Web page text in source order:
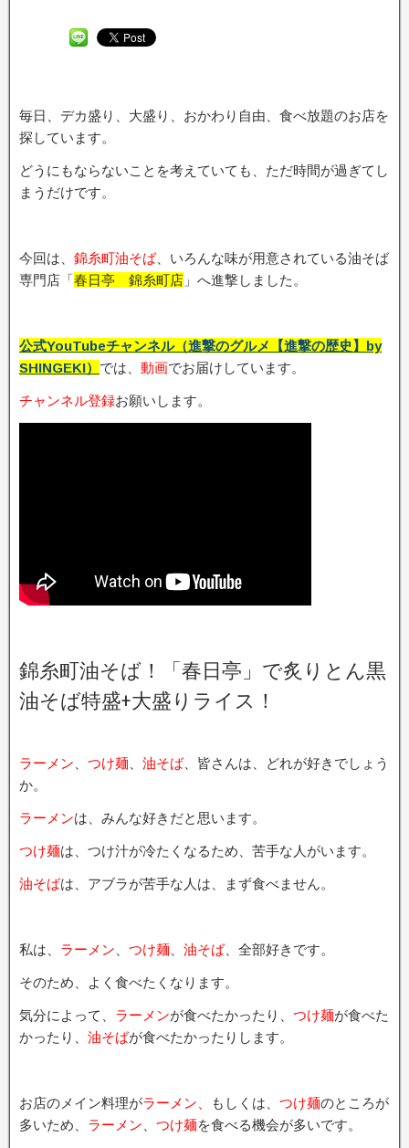
毎日、デカ盛り、大盛り、おかわり自由、食べ放題のお店を
探しています。
どうにもならないことを考えていても、ただ時間が過ぎてし
まうだけです。
今回は、 錦糸町油そば、いろんな味が用意されている油そば
専門店「春日亭 錦糸町店 」へ進撃しました。
公式YouTubeチャンネル（進撃のグルメ【進撃の歴史】by
SHINGEKI） では、 動画でお届けしています。
チャンネル登録お願いします。
錦糸町油そば！「春日亭」で炙りとん黒
油そば特盛+大盛りライス！
ラーメン つけ麺 油そば、皆さんは、どれが好きでしょう
か。
ラーメンは、みんな好きだと思います。
つけ麺は、つけ汁が冷たくなるため、苦手な人がいます。
油そばは、アブラが苦手な人は、まず食べません。
私は、 ラーメン つけ麺 油そば、全部好きです。
そのため、よく食べたくなります。
気分によって、 ラーメンが食べたかったり、 つけ麺が食べた
かったり、 油そばが食べたかったりします。
お店のメイン料理がラーメン、 もしくは、 つけ麺のところが
多いため、 ラーメン つけ麺を食べる機会が多いです。